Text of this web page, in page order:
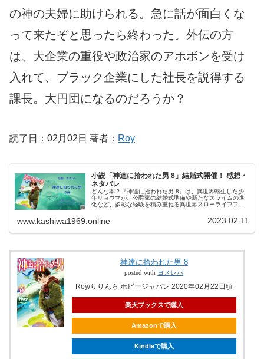
の神の夫婦に助けられる。急に話が面白くな
って来たぞと思ったら終わった。外伝の方
は、大企業の重役や政治家のアホボンを受け
入れて、ブラック企業にした社長を説得する
課長。大円団になるのだろうか？
読了日：02月02日 著者： Roy
小説「神達に拾われた男 8」結婚式開催！ 感想・
ネタバレ
どんな本？『神達に拾われた男 8』は、異世界転生した少
年リョウマが、公爵家の結婚式準備や新たなスライムの進
化など、多彩な経験を積み重ねる異世界スローライフファ
ック企業に勤めていた中年サラリ...
www.kashiwa1969.online 2023.02.11
神達に拾われた男 8
posted with ヨメレバ
Roy/りりんら ホビージャパン 2020年02月22日頃
楽天ブックスで購入
Amazonで購入
Kindleで購入